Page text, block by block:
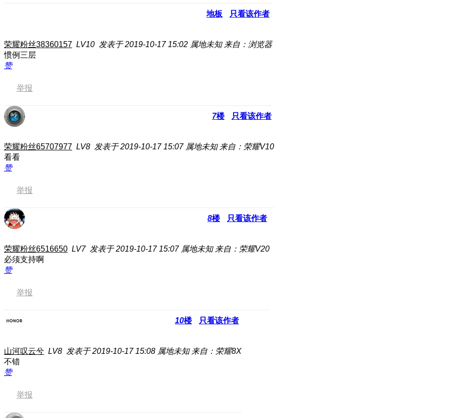
地板 只看该作者
荣耀粉丝38360157 LV10 发表于 2019-10-17 15:02 属地未知 来自：浏览器
惯例三层
赞
举报
7楼 只看该作者
荣耀粉丝65707977 LV8 发表于 2019-10-17 15:07 属地未知 来自：荣耀V10
看看
赞
举报
8楼 只看该作者
荣耀粉丝6516650 LV7 发表于 2019-10-17 15:07 属地未知 来自：荣耀V20
必须支持啊
赞
举报
10楼 只看该作者
山河叹云兮 LV8 发表于 2019-10-17 15:08 属地未知 来自：荣耀8X
不错
赞
举报